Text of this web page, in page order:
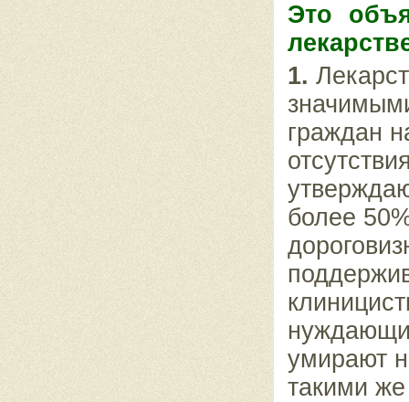
Это
1.
граждан
более
умирают
такими